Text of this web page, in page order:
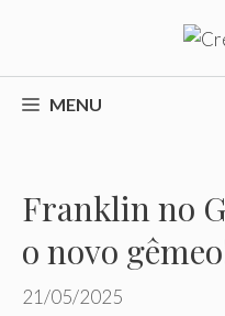
o
conteúdoMENU
Franklin no
o novo
21/05/2025